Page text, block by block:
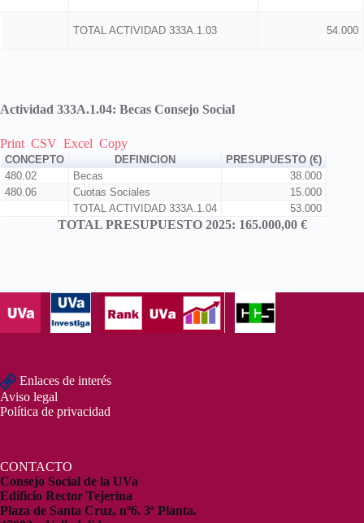
TOTAL ACTIVIDAD 333A.1.03 54.000
Actividad 333A.1.04: Becas Consejo Social
Print CSV Excel Copy
CONCEPTO DEFINICION
PRESUPUESTO (€)
480.02
Becas
38.000
480.06
Cuotas Sociales
15.000
TOTAL ACTIVIDAD 333A.1.04
53.000
TOTAL PRESUPUESTO 2025: 165.000,00 €
Enlaces de interés
Aviso legal
Política de privacidad
CONTACTO
Consejo Social de la UVa
Edificio Rector Tejerina
Plaza de Santa Cruz, nº6. 3ª Planta.